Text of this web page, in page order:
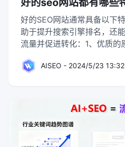
好的seo网站都有哪些
好的SEO网站通常具备以下
助于提升搜索引擎排名，还
流量并促进转化：1、优质的
容，能够解决用户的问题或
次分明的网站架构，确保用
导航。通常采用扁平化设计
达任何页面，同时使用面包
AISEO - 2024/5/23